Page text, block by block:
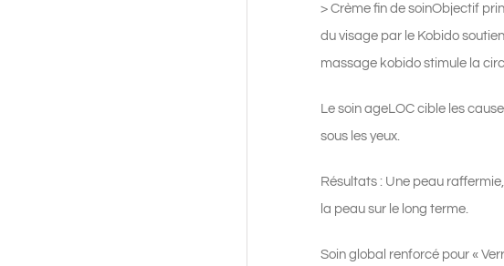
> Crème fin de soinObjectif
du visage par le Kobido
massage kobido stimule la
Le soin ageLOC cible les
sous les yeux.
Résultats : Une peau
la peau sur le long terme.
Soin global renforcé pour «